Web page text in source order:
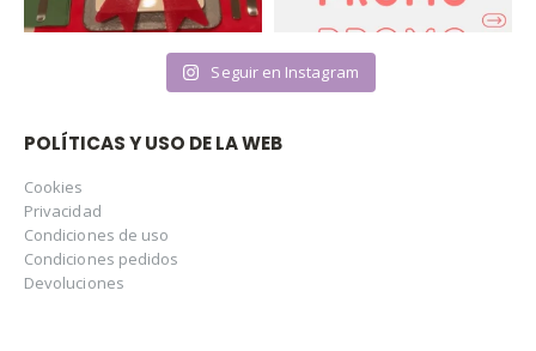
Seguir en Instagram
POLÍTICAS Y USO DE LA WEB
Cookies
Privacidad
Condiciones de uso
Condiciones pedidos
Devoluciones